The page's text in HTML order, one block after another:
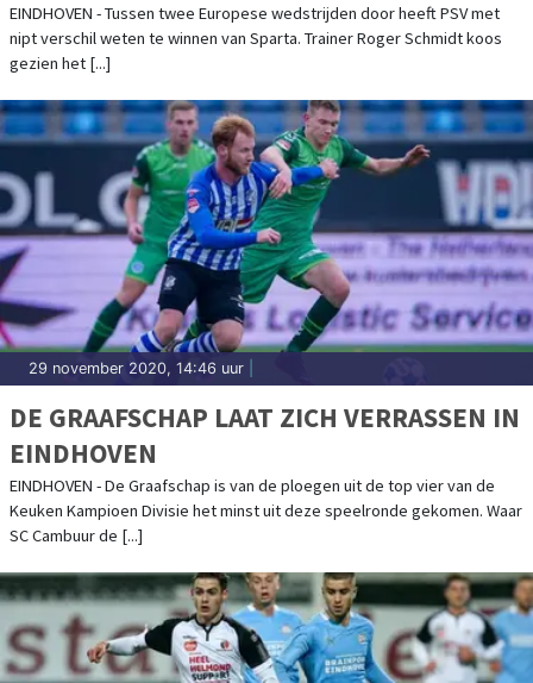
EINDHOVEN - Tussen twee Europese wedstrijden door heeft PSV met
nipt verschil weten te winnen van Sparta. Trainer Roger Schmidt koos
gezien het [...]
29 november 2020, 14:46 uur
DE GRAAFSCHAP LAAT ZICH VERRASSEN IN
EINDHOVEN
EINDHOVEN - De Graafschap is van de ploegen uit de top vier van de
Keuken Kampioen Divisie het minst uit deze speelronde gekomen. Waar
SC Cambuur de [...]